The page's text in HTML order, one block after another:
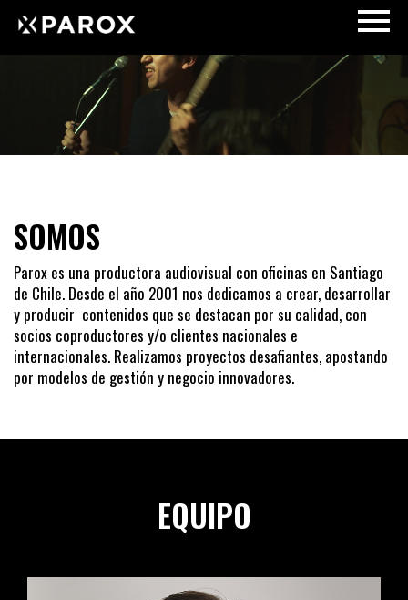
SOMOS
Parox es una productora audiovisual con oficinas en Santiago
de Chile. Desde el año 2001 nos dedicamos a crear, desarrollar
y producir contenidos que se destacan por su calidad, con
socios coproductores y/o clientes nacionales e
internacionales. Realizamos proyectos desafiantes, apostando
por modelos de gestión y negocio innovadores.
EQUIPO